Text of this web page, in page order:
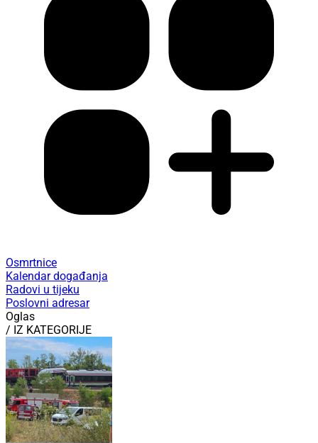
Osmrtnice
Kalendar događanja
Radovi u tijeku
Poslovni adresar
Oglas
/ IZ KATEGORIJE